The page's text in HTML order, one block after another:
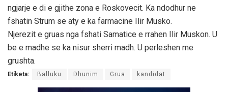
ngjarje e di e gjithe zona e Roskovecit. Ka ndodhur ne
fshatin Strum se aty e ka farmacine Ilir Musko.
Njerezit e gruas nga fshati Samatice e rrahen Ilir Muskon. U
be e madhe se ka nisur sherri madh. U perleshen me
grushta.
Etiketa: Balluku Dhunim Grua kandidat